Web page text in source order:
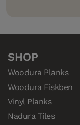
SHOP
Woodura Planks
Woodura Fiskben
Vinyl Planks
Nadura Tiles